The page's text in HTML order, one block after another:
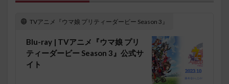
TVアニメ『ウマ娘 プリティーダービー Season 3』
Blu-ray | TVアニメ『ウマ娘 プリ
ティーダービー Season 3』公式サ
イト